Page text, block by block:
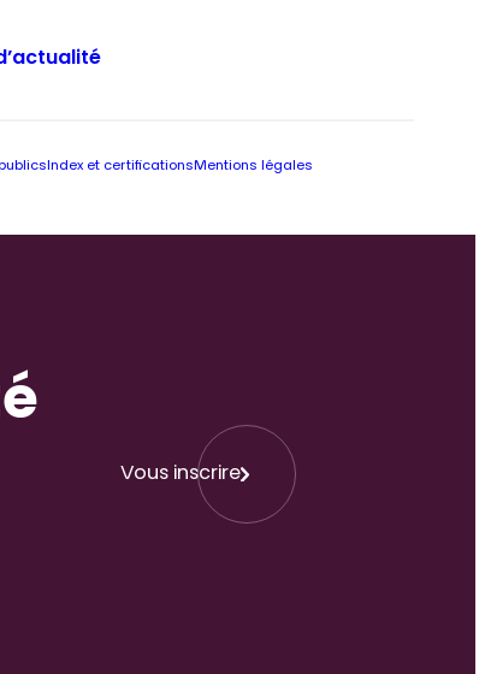
Index et certifications Mentions légales
Vous inscrire